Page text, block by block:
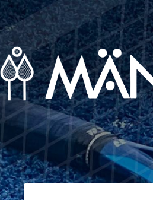
Tennisseura Ry